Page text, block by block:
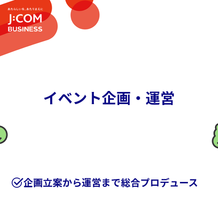
イベント企画・運営
企画立案から運営まで総合プロデュース